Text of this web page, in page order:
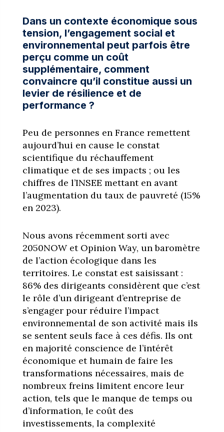
Dans un contexte économique sous
tension, l’engagement social et
environnemental peut parfois être
perçu comme un coût
supplémentaire, comment
convaincre qu’il constitue aussi un
levier de résilience et de
performance ?
Peu de personnes en France remettent
aujourd’hui en cause le constat
scientifique du réchauffement
climatique et de ses impacts ; ou les
chiffres de l’INSEE mettant en avant
l’augmentation du taux de pauvreté (15%
en 2023).
Nous avons récemment sorti avec
2050NOW et Opinion Way, un baromètre
de l’action écologique dans les
territoires. Le constat est saisissant :
86% des dirigeants considèrent que c’est
le rôle d’un dirigeant d’entreprise de
s’engager pour réduire l’impact
environnemental de son activité mais ils
se sentent seuls face à ces défis. Ils ont
en majorité conscience de l’intérêt
économique et humain de faire les
transformations nécessaires, mais de
nombreux freins limitent encore leur
action, tels que le manque de temps ou
d’information, le coût des
investissements, la complexité